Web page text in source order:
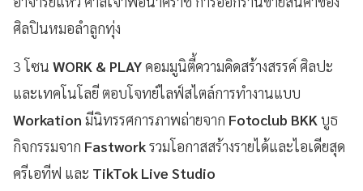
ศิลปินหมอลำลูกทุ่ง
3 โซน WORK & PLAYคอมมูนิตี้ความคิดสร้างสรรค์ ศิลปะ
และเทคโนโลยี ตอบโจทย์ไลฟ์สไตล์การทำงานแบบ
Workation มีนิทรรศการภาพถ่ายจาก Fotoclub BKK บูธ
กิจกรรมจาก Fastworkรวมโอกาสสร้างรายได้และไอเดียสุด
ครีเอทีฟ และ TikTok Live Studio